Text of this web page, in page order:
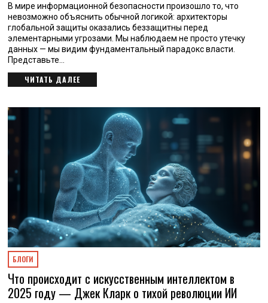
В мире информационной безопасности произошло то, что
невозможно объяснить обычной логикой: архитекторы
глобальной защиты оказались беззащитны перед
элементарными угрозами. Мы наблюдаем не просто утечку
данных — мы видим фундаментальный парадокс власти.
Представьте…
ЧИТАТЬ ДАЛЕЕ
БЛОГИ
Что происходит с искусственным интеллектом в
2025 году — Джек Кларк о тихой революции ИИ